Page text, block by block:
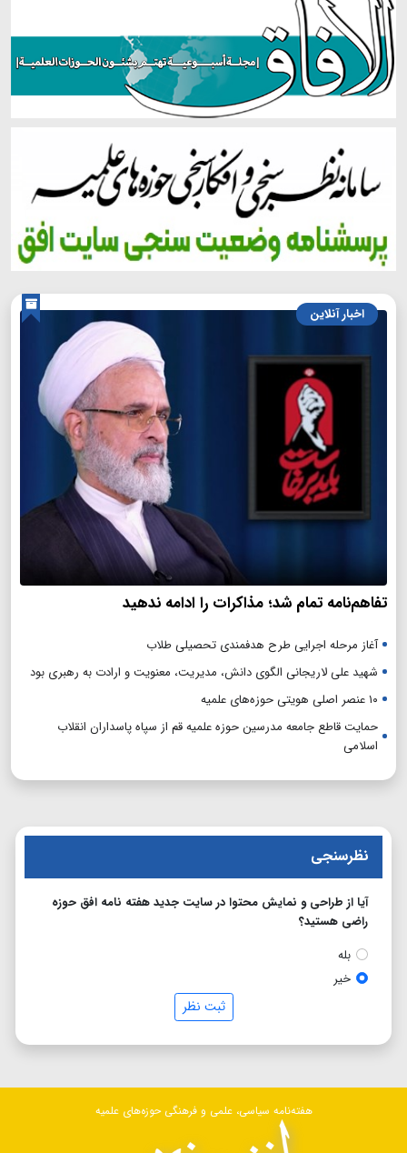
اخبار آنلاین
تفاهم‌نامه تمام شد؛ مذاکرات را ادامه ندهید
آغاز مرحله اجرایی طرح هدفمندی تحصیلی طلاب
شهید علی لاریجانی الگوی دانش، مدیریت، معنویت و ارادت به رهبری بود
۱۰ عنصر اصلی هویتی حوزه‌های علمیه
حمایت قاطع جامعه مدرسین حوزه علمیه قم از سپاه پاسداران انقلاب
اسلامی
نظرسنجی
آیا از طراحی و نمایش محتوا در سایت جدید هفته نامه افق حوزه
راضی هستید؟
بله
خیر
ثبت نظر
هفته‌نامه سیاسی، علمی و فرهنگی حوزه‌های علمیه